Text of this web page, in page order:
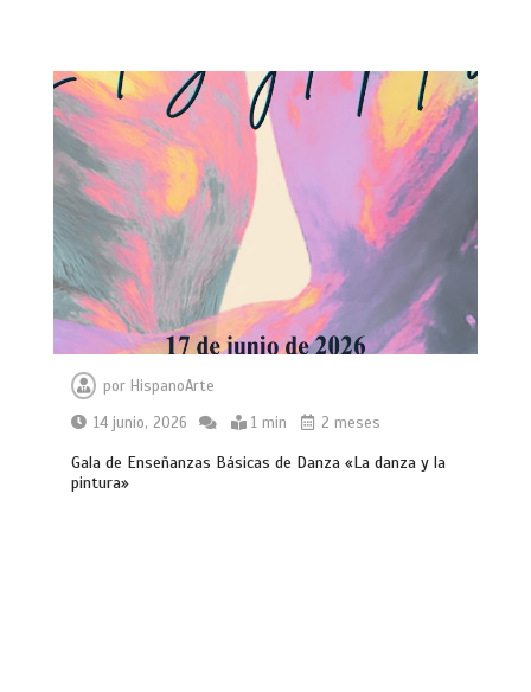
por HispanoArte
14 junio, 2026
1 min 2 meses
Gala de Enseñanzas Básicas de Danza «La danza y la
pintura»